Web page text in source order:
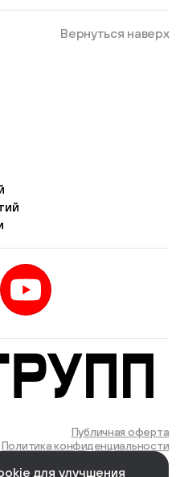
Вернуться наверх
Публичная оферта
Политика конфиденциальности
для улучшения
Войти